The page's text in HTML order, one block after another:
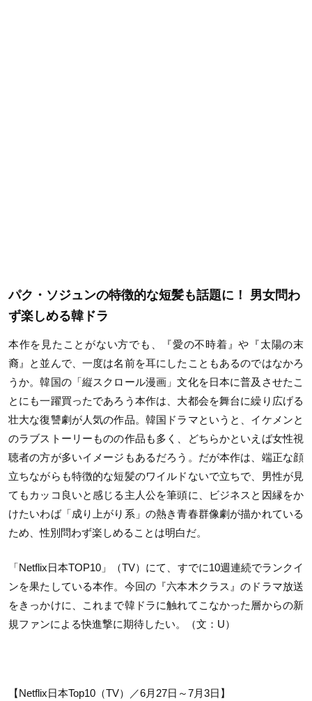
パク・ソジュンの特徴的な短髪も話題に！ 男女問わ
ず楽しめる韓ドラ
本作を見たことがない方でも、『愛の不時着』や『太陽の末
裔』と並んで、一度は名前を耳にしたこともあるのではなかろ
うか。韓国の「縦スクロール漫画」文化を日本に普及させたこ
とにも一躍買ったであろう本作は、大都会を舞台に繰り広げる
壮大な復讐劇が人気の作品。韓国ドラマというと、イケメンと
のラブストーリーものの作品も多く、どちらかといえば女性視
聴者の方が多いイメージもあるだろう。だが本作は、端正な顔
立ちながらも特徴的な短髪のワイルドないで立ちで、男性が見
てもカッコ良いと感じる主人公を筆頭に、ビジネスと因縁をか
けたいわば「成り上がり系」の熱き青春群像劇が描かれている
ため、性別問わず楽しめることは明白だ。
「Netflix日本TOP10」（TV）にて、すでに10週連続でランクイ
ンを果たしている本作。今回の『六本木クラス』のドラマ放送
をきっかけに、これまで韓ドラに触れてこなかった層からの新
規ファンによる快進撃に期待したい。（文：U）
【Netflix日本Top10（TV）／6月27日～7月3日】